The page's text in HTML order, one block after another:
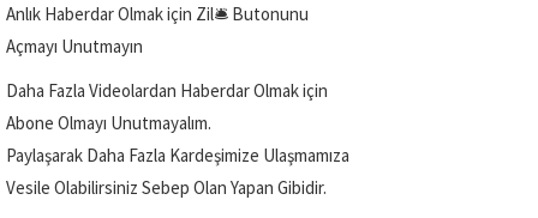
Anlık Haberdar Olmak için Zil🛎️ Butonunu
Açmayı Unutmayın
Daha Fazla Videolardan Haberdar Olmak için
Abone Olmayı Unutmayalım.
Paylaşarak Daha Fazla Kardeşimize Ulaşmamıza
Vesile Olabilirsiniz Sebep Olan Yapan Gibidir.